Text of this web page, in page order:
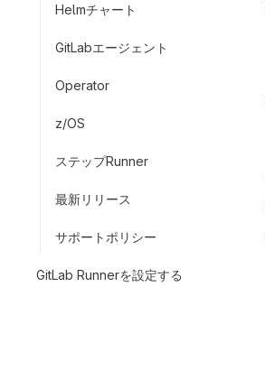
Helmチャート
GitLabエージェント
Operator
z/OS
ステップRunner
最新リリース
サポートポリシー
GitLab Runnerを設定する